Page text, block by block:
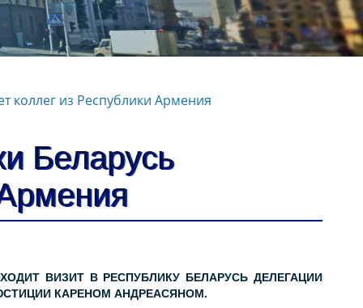
коллег из Республики Армения
Беларусь
ВИЗИТ В РЕСПУБЛИКУ БЕЛАРУСЬ ДЕЛЕГАЦИИ
КАРЕНОМ АНДРЕАСЯНОМ.